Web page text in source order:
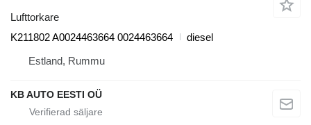
Lufttorkare
K211802 A0024463664 0024463664
diesel
Estland, Rummu
KB AUTO EESTI OÜ